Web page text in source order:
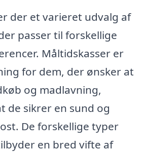
der et varieret udvalg af
passer til forskellige
Måltidskasser er
for dem, der ønsker at
og madlavning,
de sikrer en sund og
De forskellige typer
en bred vifte af